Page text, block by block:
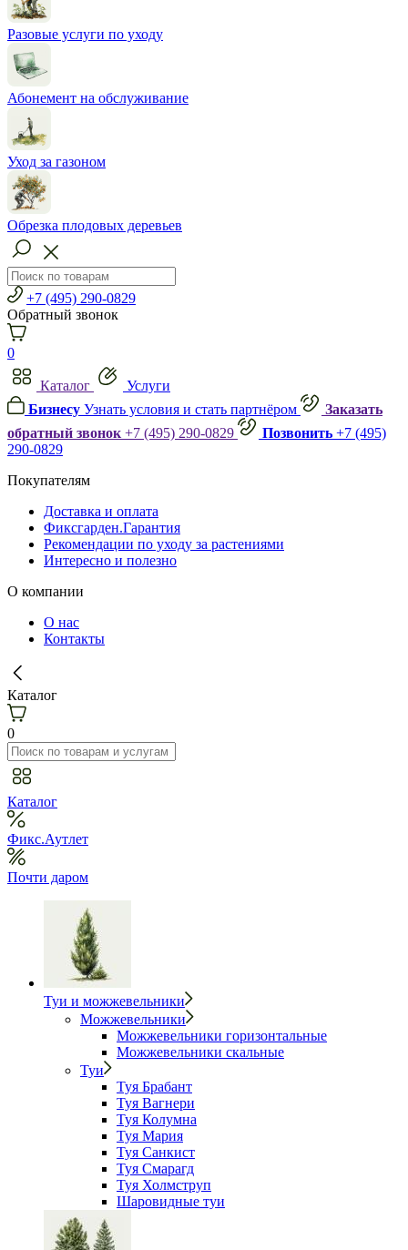
Разовые услуги по уходу
Абонемент на обслуживание
Уход за газоном
Обрезка плодовых деревьев
+7 (495) 290-0829
Обратный звонок
0
Каталог
Услуги
Бизнесу Узнать условия и стать партнёром
Заказать
обратный звонок +7 (495) 290-0829 Позвонить +7 (495)
290-0829
Покупателям
Доставка и оплата
Фиксгарден.Гарантия
Рекомендации по уходу за растениями
Интересно и полезно
О компании
О нас
Контакты
Каталог
0
Каталог
Фикс.Аутлет
Почти даром
Туи и можжевельники
Можжевельники
Можжевельники горизонтальные
Можжевельники скальные
Туи
Туя Брабант
Туя Вагнери
Туя Колумна
Туя Мария
Туя Санкист
Туя Смарагд
Туя Холмструп
Шаровидные туи